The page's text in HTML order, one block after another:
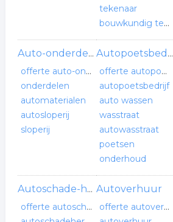
tekenaar
bouwkundig tekenaar
Auto-onderdelen leverancier
offerte auto-onderdelen leverancier
onderdelen
automaterialen
autosloperij
sloperij
Autopoetsbedrijf
offerte autopoetsbedrijf
autopoetsbedrijf
auto wassen
wasstraat
autowasstraat
poetsen
onderhoud
Autoschade-herstelbedrijf
offerte autoschade-herstelbedrijf
Autoverhuur
offerte autoverhuur